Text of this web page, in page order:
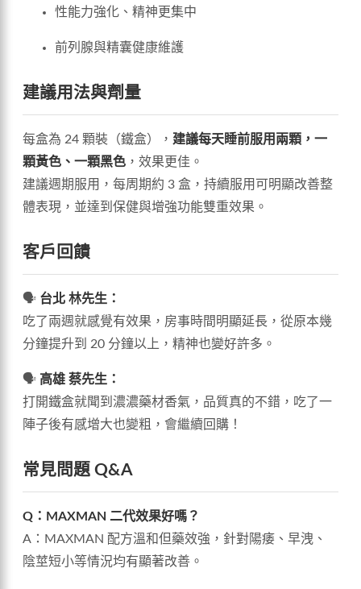
性能力強化、精神更集中
前列腺與精囊健康維護
建議用法與劑量
每盒為 24 顆裝（鐵盒）， 建議每天睡前服用兩顆，一
顆黃色、一顆黑色 ，效果更佳。
建議週期服用，每周期約 3 盒，持續服用可明顯改善整
體表現，並達到保健與增強功能雙重效果。
客戶回饋
🗣 台北 林先生：
吃了兩週就感覺有效果，房事時間明顯延長，從原本幾
分鐘提升到 20 分鐘以上，精神也變好許多。
🗣 高雄 蔡先生：
打開鐵盒就聞到濃濃藥材香氣，品質真的不錯，吃了一
陣子後有感增大也變粗，會繼續回購！
常見問題 Q&A
Q：MAXMAN 二代效果好嗎？
A：MAXMAN 配方溫和但藥效強，針對陽痿、早洩、
陰莖短小等情況均有顯著改善。